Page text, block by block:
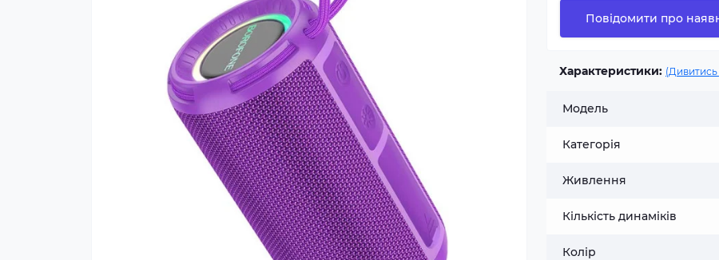
Повідомити про
Характеристики: (Дивитись
Модель
Категорія
Живлення
Кількість динаміків
Колір